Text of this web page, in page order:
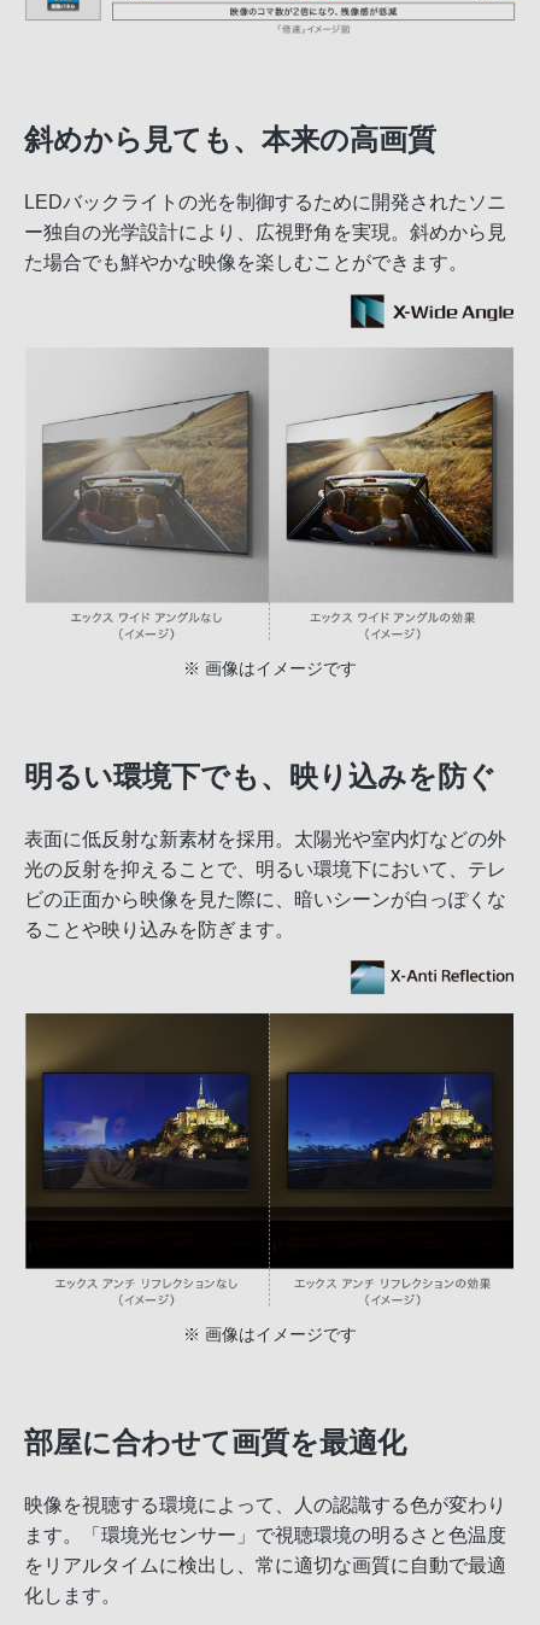
斜めから見ても、本来の高画質
LEDバックライトの光を制御するために開発されたソニ
ー独自の光学設計により、広視野角を実現。斜めから見
た場合でも鮮やかな映像を楽しむことができます。
※ 画像はイメージです
明るい環境下でも、映り込みを防ぐ
表面に低反射な新素材を採用。太陽光や室内灯などの外
光の反射を抑えることで、明るい環境下において、テレ
ビの正面から映像を見た際に、暗いシーンが白っぽくな
ることや映り込みを防ぎます。
※ 画像はイメージです
部屋に合わせて画質を最適化
映像を視聴する環境によって、人の認識する色が変わり
ます。「環境光センサー」で視聴環境の明るさと色温度
をリアルタイムに検出し、常に適切な画質に自動で最適
化します。